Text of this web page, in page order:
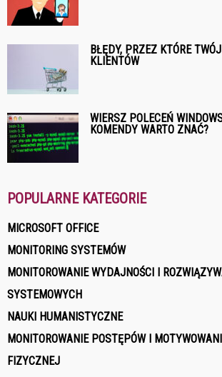
BŁĘDY, PRZEZ KTÓRE
KLIENTÓW
WIERSZ POLECEŃ
KOMENDY WARTO ZNAĆ?
POPULARNE KATEGORIE
MICROSOFT OFFICE
MONITORING SYSTEMÓW
MONITOROWANIE WYDAJNOŚCI I
SYSTEMOWYCH
NAUKI HUMANISTYCZNE
MONITOROWANIE POSTĘPÓW I
FIZYCZNEJ